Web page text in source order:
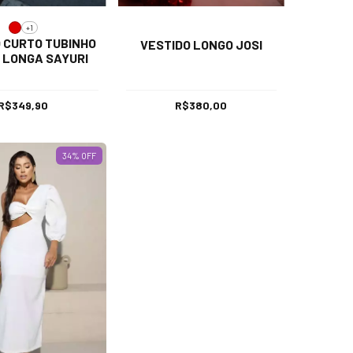
+1
TUBINHO
SAYURI
VESTIDO LONGO JOSI
R$380,00
34% OFF